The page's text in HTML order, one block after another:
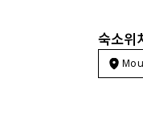
숙소위